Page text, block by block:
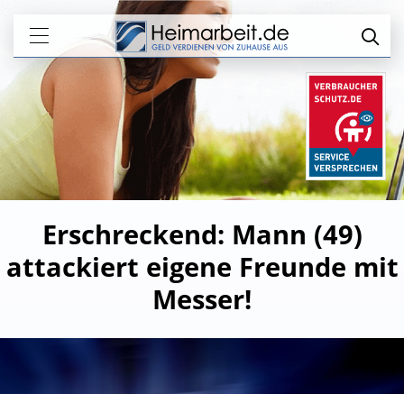
Erschreckend: Mann (49)
attackiert eigene Freunde mit
Messer!